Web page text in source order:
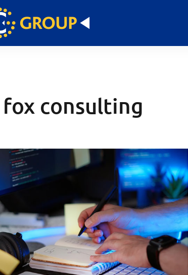
fox consulting